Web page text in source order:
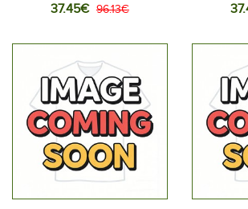
Lyhythihainen (+ Lyhyet
37.45€ 96.13€
27